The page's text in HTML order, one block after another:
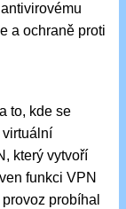
a ochraně proti
to, kde se
který vytvoří
funkci VPN
probíhal